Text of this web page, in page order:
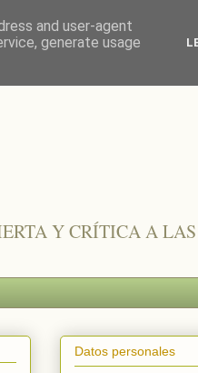
Y CRÍTICA A
Datos personales
and user-agent
generate usage